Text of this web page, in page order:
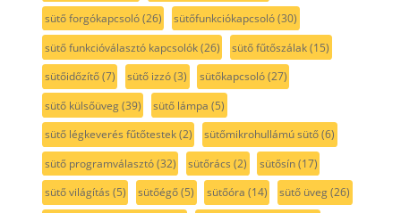
sütő forgókapcsoló(26) sütőfunkciókapcsoló(30)
sütő funkcióválasztó kapcsolók(26) sütő fűtőszálak(15)
sütőidőzítő(7) sütő izzó(3) sütőkapcsoló(27)
sütő külsőüveg(39) sütő lámpa (5)
sütő légkeverés fűtőtestek(2) sütőmikrohullámú sütő(6)
sütő programválasztó(32) sütőrács (2) sütősín(17)
sütő világítás (5) sütőégő(5) sütőóra (14) sütő üveg(26)